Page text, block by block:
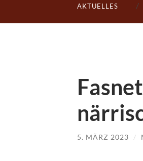
AKTUELLES
5. MÄRZ 2023 /